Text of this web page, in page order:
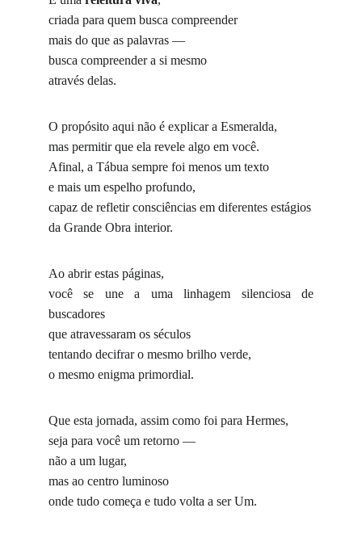
criada para quem busca compreender
mais do que as palavras —
busca compreender a si mesmo
através delas.
O propósito aqui não é explicar a Esmeralda,
mas permitir que ela revele algo em você.
Afinal, a Tábua sempre foi menos um texto
e mais um espelho profundo,
capaz de refletir consciências em diferentes estágios
da Grande Obra interior.
Ao abrir estas páginas,
você se une a uma linhagem silenciosa de
buscadores
que atravessaram os séculos
tentando decifrar o mesmo brilho verde,
o mesmo enigma primordial.
Que esta jornada, assim como foi para Hermes,
seja para você um retorno —
não a um lugar,
mas ao centro luminoso
onde tudo começa e tudo volta a ser Um.